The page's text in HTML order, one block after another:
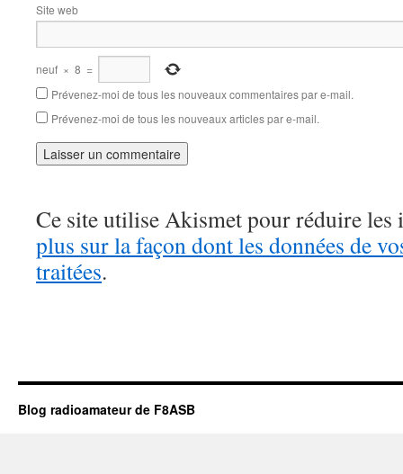
Site web
neuf × 8 =
Prévenez-moi de tous les nouveaux commentaires par e-mail.
Prévenez-moi de tous les nouveaux articles par e-mail.
Ce site utilise Akismet pour réduire les
plus sur la façon dont les données de
traitées.
Blog radioamateur de F8ASB